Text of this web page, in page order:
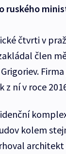
ruského
čtvrti v
člen
z ní v roce
kolem
architekt